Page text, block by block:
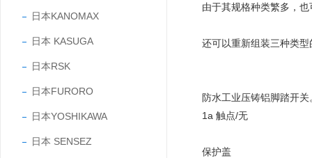
日本KANOMAX
日本 KASUGA
日本RSK
日本FURORO
日本YOSHIKAWA
日本 SENSEZ
由于其规格种类繁多，
还可以重新组装三种类
防水工业压铸铝脚踏开关
1a 触点/无
保护盖